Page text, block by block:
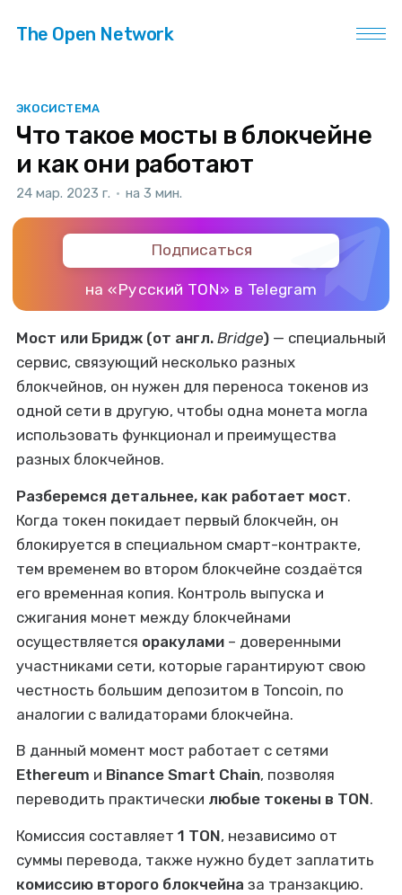
The Open Network
ЭКОСИСТЕМА
Что такое мосты в блокчейне
и как они работают
24 мар. 2023 г. • на 3 мин.
Подписаться
на «Русский TON» в Telegram
Мост или Бридж (от англ. Bridge)— специальный
сервис, связующий несколько разных
блокчейнов, он нужен для переноса токенов из
одной сети в другую, чтобы одна монета могла
использовать функционал и преимущества
разных блокчейнов.
Разберемся детальнее, как работает мост.
Когда токен покидает первый блокчейн, он
блокируется в специальном смарт-контракте,
тем временем во втором блокчейне создаётся
его временная копия. Контроль выпуска и
сжигания монет между блокчейнами
осуществляется оракулами– доверенными
участниками сети, которые гарантируют свою
честность большим депозитом в Toncoin, по
аналогии с валидаторами блокчейна.
В данный момент мост работает с сетями
Ethereum и Binance Smart Chain, позволяя
переводить практически любые токены в TON.
Комиссия составляет 1 TON, независимо от
суммы перевода, также нужно будет заплатить
комиссию второго блокчейна за транзакцию.